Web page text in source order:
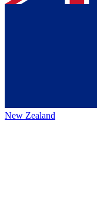
New Zealand